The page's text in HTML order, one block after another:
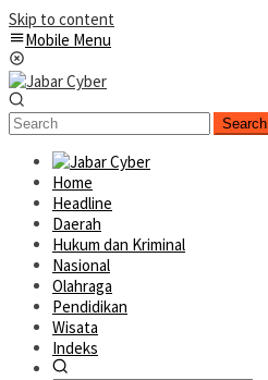
Skip to content
Mobile Menu
Search
Home
Headline
Daerah
Hukum dan Kriminal
Nasional
Olahraga
Pendidikan
Wisata
Indeks